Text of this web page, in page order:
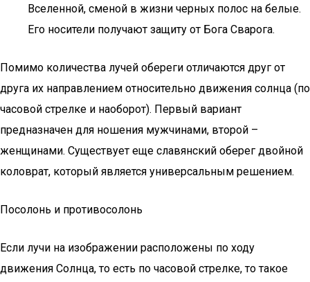
Вселенной, сменой в жизни черных полос на белые.
Его носители получают защиту от Бога Сварога.
Помимо количества лучей обереги отличаются друг от
друга их направлением относительно движения солнца (по
часовой стрелке и наоборот). Первый вариант
предназначен для ношения мужчинами, второй –
женщинами. Существует еще славянский оберег двойной
коловрат, который является универсальным решением.
Посолонь и противосолонь
Если лучи на изображении расположены по ходу
движения Солнца, то есть по часовой стрелке, то такое